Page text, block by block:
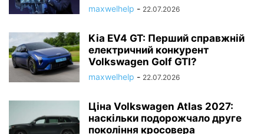
maxwelhelp - 22.07.2026
Kia EV4 GT: Перший справжній
електричний конкурент
Volkswagen Golf GTI?
maxwelhelp - 22.07.2026
Ціна Volkswagen Atlas 2027:
наскільки подорожчало друге
покоління кросовера